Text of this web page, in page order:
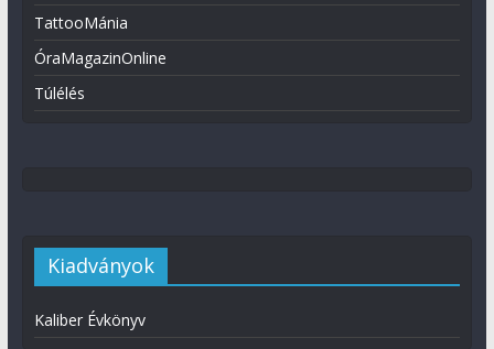
TattooMánia
ÓraMagazinOnline
Túlélés
Kiadványok
Kaliber Évkönyv